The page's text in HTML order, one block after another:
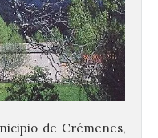
de Crémenes,